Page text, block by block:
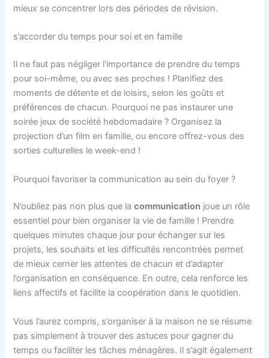
mieux se concentrer lors des périodes de révision.
s’accorder du temps pour soi et en famille
Il ne faut pas négliger l’importance de prendre du temps
pour soi-même, ou avec ses proches ! Planifiez des
moments de détente et de loisirs, selon les goûts et
préférences de chacun. Pourquoi ne pas instaurer une
soirée jeux de société hebdomadaire ? Organisez la
projection d’un film en famille, ou encore offrez-vous des
sorties culturelles le week-end !
Pourquoi favoriser la communication au sein du foyer ?
N’oubliez pas non plus que lacommunication joue un rôle
essentiel pour bien organiser la vie de famille ! Prendre
quelques minutes chaque jour pour échanger sur les
projets, les souhaits et les difficultés rencontrées permet
de mieux cerner les attentes de chacun et d’adapter
l’organisation en conséquence. En outre, cela renforce les
liens affectifs et facilite la coopération dans le quotidien.
Vous l’aurez compris, s’organiser à la maison ne se résume
pas simplement à trouver des astuces pour gagner du
temps ou faciliter les tâches ménagères. Il s’agit également